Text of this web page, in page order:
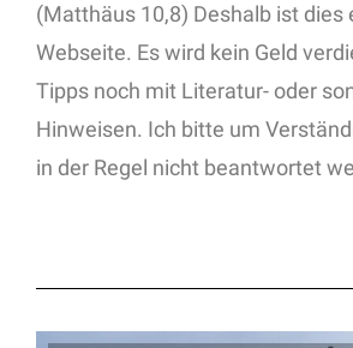
(Matthäus 10,8) Deshalb ist dies
Webseite. Es wird kein Geld
Tipps noch mit Literatur- oder
Hinweisen. Ich bitte um
in der Regel nicht beantwortet